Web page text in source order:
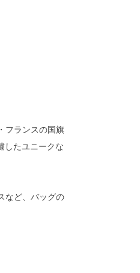
フランスの国旗
たユニークな
など、バッグの